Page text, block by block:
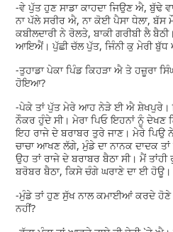
-ਵੇ ਪੁੱਤ ਹੁਣ ਸਾਡਾ ਕਾਹਦਾ ਜਿਉਣ ਐ, ਬੁੱਢੇ
ਨਾ ਪੱਲੇ ਸਰੀਰ ਐ, ਨਾ ਕੋਈ ਪੈਸਾ ਧੇਲਾ,
ਕਬੀਲਦਾਰੀ ਨੇ ਰੋਲਤੇ, ਬਾਕੀ ਗਰੀਬੀ ਲੈ
ਆਇਐਂ। ਪੁੱਛੀ ਚੱਲ ਪੁੱਤ, ਜਿੰਨੀ ਕੁ ਮੇਰੀ ਬੁੱਧ
-ਤੁਹਾਡਾ ਪੇਕਾ ਪਿੰਡ ਕਿਹੜਾ ਐ ਤੇ ਹਜ਼ੂਰਾ
ਹੋਇਆ?
-ਪੇਕੇ ਤਾਂ ਪੁੱਤ ਮੇਰੇ ਆਹ ਨੇੜੇ ਈ ਐ
ਨੌਕਰ ਹੁੰਦੇ ਸੀ। ਮੇਰਾ ਪਿਓ ਇਹਨਾਂ ਨੂੰ ਦੇਖਣ
ਇਹ ਰਾਜੇ ਦੇ ਬਰਾਬਰ ਤੁਰੇ ਜਾਣ। ਮੇਰੇ ਪਿਉ
ਚਾਚਾ ਆਖਣ ਲੱਗੇ, ਮੁੰਡੇ ਦਾ ਨਾਨਕ ਦਾਦਕ ਤਾਂ
ਉਹ ਤਾਂ ਰਾਜੇ ਦੇ ਬਰਾਬਰ ਬੈਠਾ ਸੀ। ਮੈਂ
ਬਰੋਬਰ ਬੈਠਾ, ਕਿਸੇ ਚੰਗੇ ਘਰਾਣੇ ਦਾ ਈ ਹੋਊ।
-ਮੁੰਡੇ ਤਾਂ ਹੁਣ ਸੁੱਖ ਨਾਲ ਕਮਾਈਆਂ ਕਰਦੇ ਹੋਣੇ
ਨਹੀਂ?